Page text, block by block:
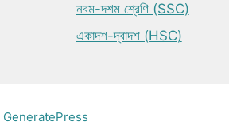
নবম-দশম শ্রেণি (SSC)
একাদশ-দ্বাদশ (HSC)
GeneratePress